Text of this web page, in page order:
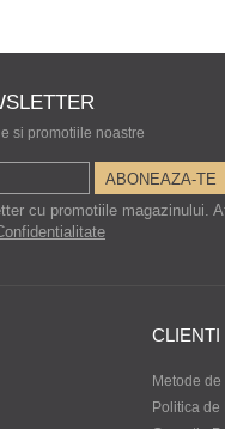
si promotiile noastre
cu promotiile magazinului.
CLIENTI
Metode
Politica de